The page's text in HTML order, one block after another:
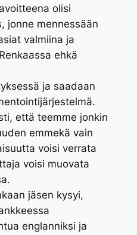
olisi
jonne mennessään
valmiina ja
ehkä
ja saadaan
että teemme jonkin
emmekä vain
voisi verrata
voisi muovata
jäsen kysyi,
englanniksi ja